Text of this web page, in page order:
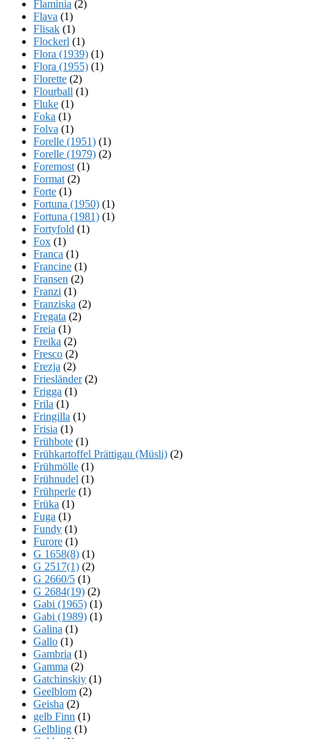
Flaminia (2)
Flava (1)
Flisak (1)
Flockerl (1)
Flora (1939) (1)
Flora (1955) (1)
Florette (2)
Flourball (1)
Fluke (1)
Foka (1)
Folva (1)
Forelle (1951) (1)
Forelle (1979) (2)
Foremost (1)
Format (2)
Forte (1)
Fortuna (1950) (1)
Fortuna (1981) (1)
Fortyfold (1)
Fox (1)
Franca (1)
Francine (1)
Fransen (2)
Franzi (1)
Franziska (2)
Fregata (2)
Freia (1)
Freika (2)
Fresco (2)
Frezja (2)
Friesländer(2)
Frigga (1)
Frila (1)
Fringilla (1)
Frisia (1)
Frühbote (1)
Frühkartoffel Prättigau (Müsli) (2)
Frühmölle (1)
Frühnudel (1)
Frühperle (1)
Früka (1)
Fuga (1)
Fundy (1)
Furore (1)
G 1658(8) (1)
G 2517(1) (2)
G 2660/5 (1)
G 2684(19) (2)
Gabi (1965) (1)
Gabi (1989) (1)
Galina (1)
Gallo (1)
Gambria (1)
Gamma (2)
Gatchinskiy (1)
Geelblom (2)
Geisha (2)
gelb Finn (1)
Gelbling (1)